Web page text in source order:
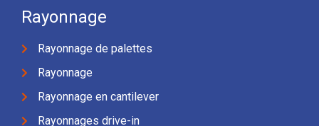
Rayonnage
Rayonnage de palettes
Rayonnage
Rayonnage en cantilever
Rayonnages drive-in